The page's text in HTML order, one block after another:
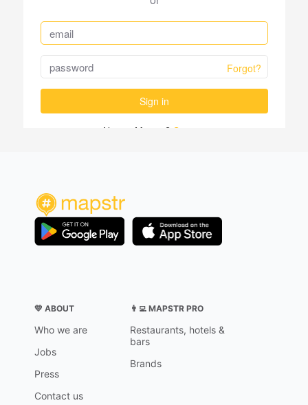
💛 ABOUT
Who we are
Jobs
Press
Contact us
👨‍💻 MAPSTR PRO
Restaurants, hotels &
bars
Brands